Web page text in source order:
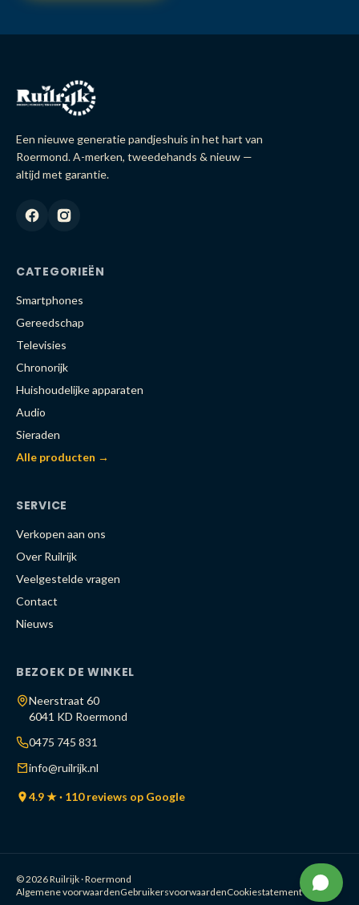
Een nieuwe generatie pandjeshuis in het hart van
Roermond. A-merken, tweedehands & nieuw —
altijd met garantie.
CATEGORIEËN
Smartphones
Gereedschap
Televisies
Chronorijk
Huishoudelijke apparaten
Audio
Sieraden
Alle producten →
SERVICE
Verkopen aan ons
Over Ruilrijk
Veelgestelde vragen
Contact
Nieuws
BEZOEK DE WINKEL
Neerstraat 60
6041 KD Roermond
0475 745 831
info@ruilrijk.nl
4.9 ★ · 110 reviews op Google
© 2026 Ruilrijk · Roermond
Algemene voorwaardenGebruikersvoorwaardenCookiestatement